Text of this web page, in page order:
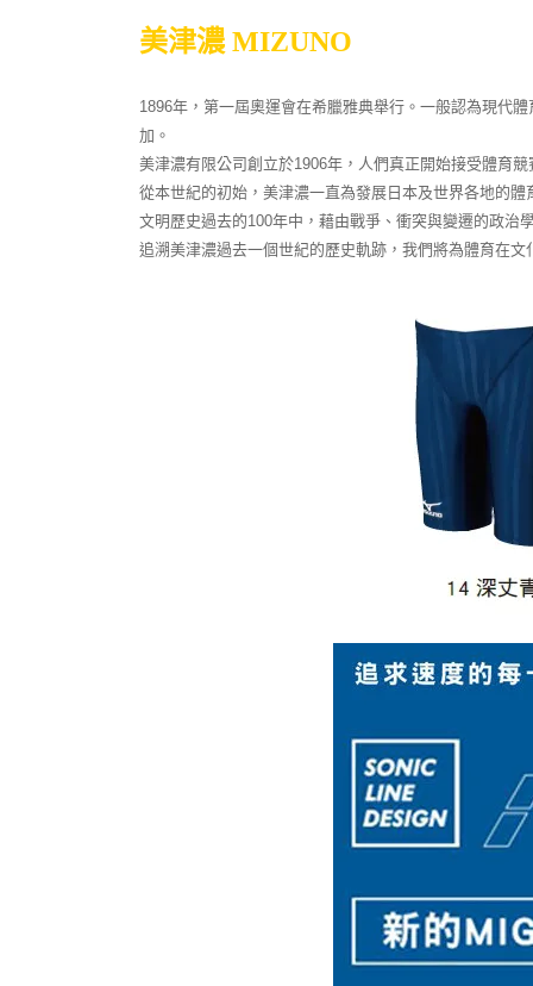
美津濃 MIZUNO
1896年，第一屆奧運會在希臘雅典舉行。一般認為現代
加。
美津濃有限公司創立於1906年，人們真正開始接受體育競
從本世紀的初始，美津濃一直為發展日本及世界各地的體
文明歷史過去的100年中，藉由戰爭、衝突與變遷的政治
追溯美津濃過去一個世紀的歷史軌跡，我們將為體育在